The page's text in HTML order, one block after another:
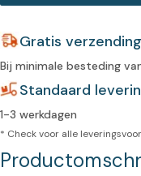
Gratis
Bij minimale besteding
Standaard
1-3 werkdagen
* Check voor alle